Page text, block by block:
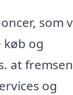
som
og
at
og